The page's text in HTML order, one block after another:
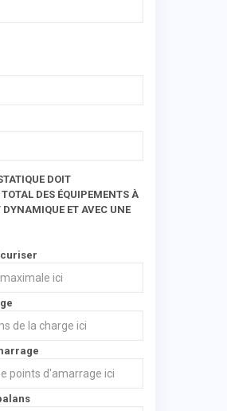
DOIT
DES ÉQUIPEMENTS À
DYNAMIQUE ET AVEC UNE